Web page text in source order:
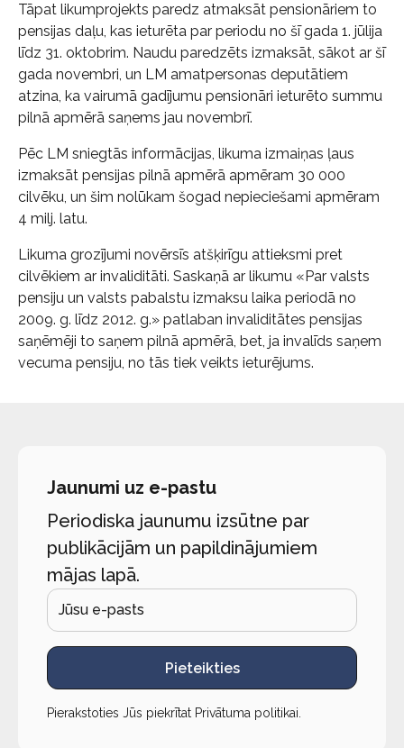
Tāpat likumprojekts paredz atmaksāt pensionāriem to
pensijas daļu, kas ieturēta par periodu no šī gada 1. jūlija
līdz 31. oktobrim. Naudu paredzēts izmaksāt, sākot ar šī
gada novembri, un LM amatpersonas deputātiem
atzina, ka vairumā gadījumu pensionāri ieturēto summu
pilnā apmērā saņems jau novembrī.
Pēc LM sniegtās informācijas, likuma izmaiņas ļaus
izmaksāt pensijas pilnā apmērā apmēram 30 000
cilvēku, un šim nolūkam šogad nepieciešami apmēram
4 milj. latu.
Likuma grozījumi novērsīs atšķirīgu attieksmi pret
cilvēkiem ar invaliditāti. Saskaņā ar likumu «Par valsts
pensiju un valsts pabalstu izmaksu laika periodā no
2009. g. līdz 2012. g.» patlaban invaliditātes pensijas
saņēmēji to saņem pilnā apmērā, bet, ja invalīds saņem
vecuma pensiju, no tās tiek veikts ieturējums.
Jaunumi uz e-pastu
Periodiska jaunumu izsūtne par
publikācijām un papildinājumiem
mājas lapā.
Pieteikties
Pierakstoties Jūs piekrītat Privātuma politikai